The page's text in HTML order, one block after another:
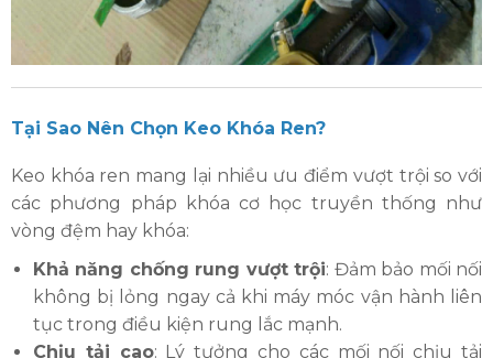
Tại Sao Nên Chọn Keo Khóa Ren?
Keo khóa ren mang lại nhiều ưu điểm vượt trội so với
các phương pháp khóa cơ học truyền thống như
vòng đệm hay khóa:
Khả năng chống rung vượt trội: Đảm bảo mối nối
không bị lỏng ngay cả khi máy móc vận hành liên
tục trong điều kiện rung lắc mạnh.
Chịu tải cao: Lý tưởng cho các mối nối chịu tải